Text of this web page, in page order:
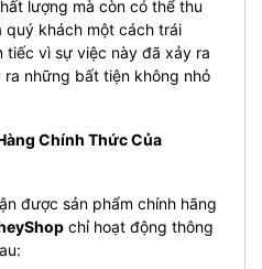
lượng mà còn có thể thu
quý khách một cách trái
tiếc vì sự việc này đã xảy ra
những bất tiện không nhỏ
Chính Thức Của
được sản phẩm chính hãng
chỉ hoạt động thông